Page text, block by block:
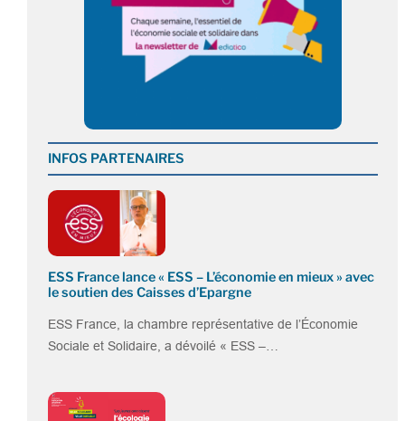
INFOS PARTENAIRES
ESS France lance « ESS – L’économie en mieux » avec
le soutien des Caisses d’Epargne
ESS France, la chambre représentative de l’Économie
Sociale et Solidaire, a dévoilé « ESS –…